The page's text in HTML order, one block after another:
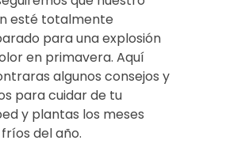
esté totalmente
para una explosión
en primavera. Aquí
algunos consejos y
para cuidar de tu
y plantas los meses
del año.